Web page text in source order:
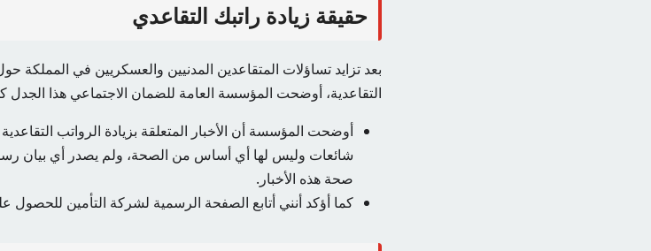
حقيقة زيادة راتبك التقاعدي
بعد تزايد تساؤلات المتقاعدين المدنيين والعسكريين في المملكة
التقاعدية، أوضحت المؤسسة العامة للضمان الاجتماعي هذا الجدل
شائعات وليس لها أي أساس من الصحة، ولم يصدر أي بيان
صحة هذه الأخبار.
كما أؤكد أنني أتابع الصفحة الرسمية لشركة التأمين للحصول